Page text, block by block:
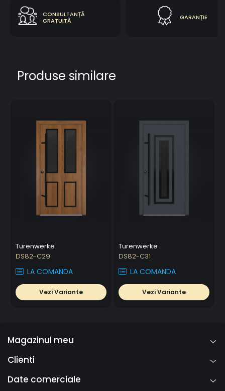
CONSULTANȚĂ
GRATUITĂ
GARANȚIE
Produse similare
Turenwerke
DS82-C29
LA COMANDA
Vezi Variante
Turenwerke
DS82-C31
LA COMANDA
Vezi Variante
Magazinul meu
Clienti
Date comerciale